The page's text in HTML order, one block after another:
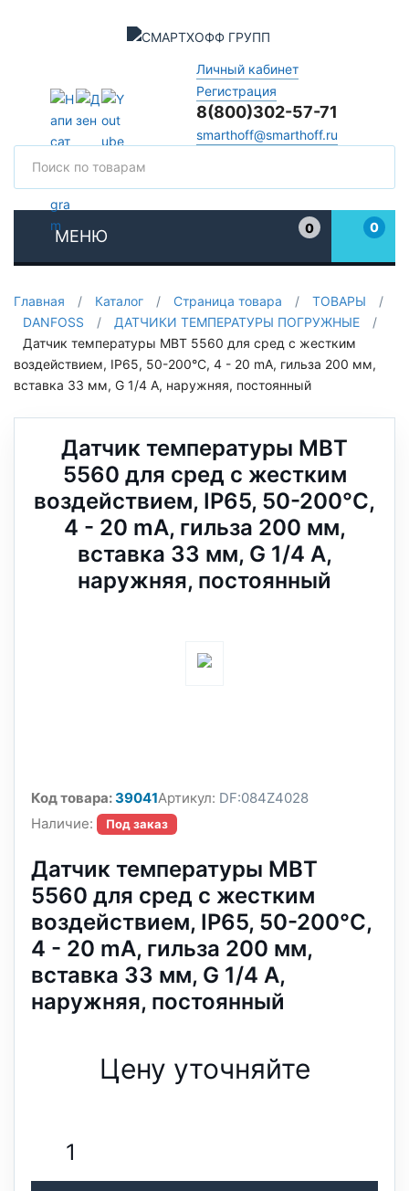
Личный кабинет
Регистрация
8(800)302-57-71
smarthoff@smarthoff.ru
МЕНЮ
0
0
Главная / Каталог / Страница товара / ТОВАРЫ
/
DANFOSS
/ ДАТЧИКИ ТЕМПЕРАТУРЫ ПОГРУЖНЫЕ
/
Датчик температуры MBT 5560 для сред с жестким
воздействием, IP65, 50-200°C, 4 - 20 mA, гильза 200 мм,
вставка 33 мм, G 1/4 A, наружняя, постоянный
Датчик температуры MBT
5560 для сред с жестким
воздействием, IP65, 50-200°C,
4 - 20 mA, гильза 200 мм,
вставка 33 мм, G 1/4 A,
наружняя, постоянный
Код товара:39041Артикул: DF:084Z4028
Наличие:
Под заказ
Датчик температуры MBT
5560 для сред с жестким
воздействием, IP65, 50-200°C,
4 - 20 mA, гильза 200 мм,
вставка 33 мм, G 1/4 A,
наружняя, постоянный
Цену уточняйте